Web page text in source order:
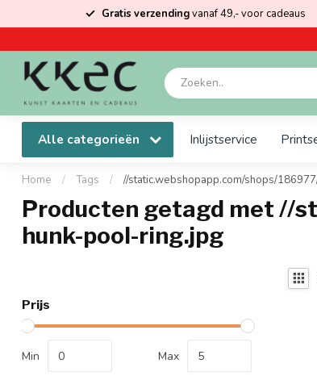
Gratis verzendingvanaf 49,- voor cadeaus
Alle categorieën Inlijstservice
Home / Tags / //static.webshopapp.com/shops/
Producten getagd met //
hunk-pool-ring.jpg
Prijs
Min Max